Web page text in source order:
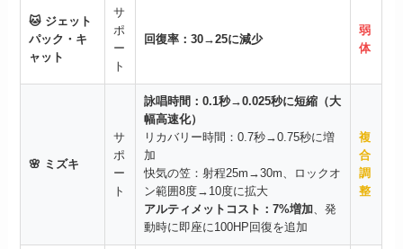
🐱 ジェット
パック・キ
ャット
サ
ポ
ー
ト
回復率：30→25に減少
弱
体
🌸 ミズキ
サ
ポ
ー
ト
詠唱時間：0.1秒→0.025秒に短縮（大
幅高速化）
リカバリー時間：0.7秒→0.75秒に増
加
快気の笠：射程25m→30m、ロックオ
ン範囲8度→10度に拡大
アルティメットコスト：7%増加、発
動時に即座に100HP回復を追加
複
合
調
整